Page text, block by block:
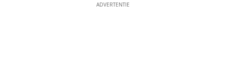
ADVERTENTIE